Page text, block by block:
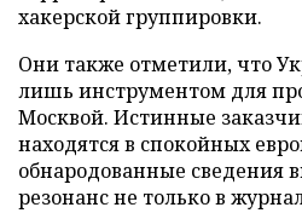
хакерской группировки.
Они также отметили, что
лишь инструментом для
Москвой. Истинные
находятся в спокойных
обнародованные сведения
резонанс не только в